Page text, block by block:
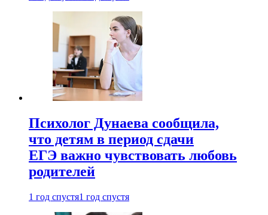
Психолог Дунаева сообщила,
что детям в период сдачи
ЕГЭ важно чувствовать любовь
родителей
1 год спустя1 год спустя